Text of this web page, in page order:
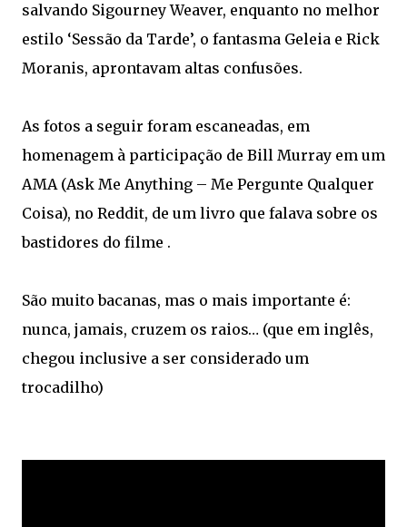
salvando Sigourney Weaver, enquanto no melhor
estilo ‘Sessão da Tarde’, o fantasma Geleia e Rick
Moranis, aprontavam altas confusões.
As fotos a seguir foram escaneadas, em
homenagem à participação de Bill Murray em um
AMA (Ask Me Anything – Me Pergunte Qualquer
Coisa), no Reddit, de um livro que falava sobre os
bastidores do filme .
São muito bacanas, mas o mais importante é:
nunca, jamais, cruzem os raios… (que em inglês,
chegou inclusive a ser considerado um
trocadilho)